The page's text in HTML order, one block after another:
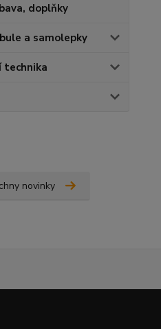
doplňky
a samolepky
technika
novinky